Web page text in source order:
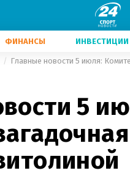
ФИНАНСЫ ИНВЕСТИЦИИ
5